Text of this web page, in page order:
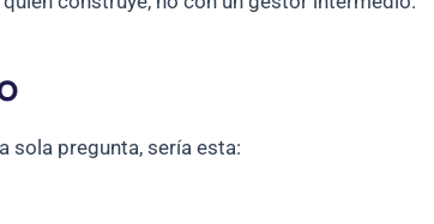
sola pregunta, sería esta: